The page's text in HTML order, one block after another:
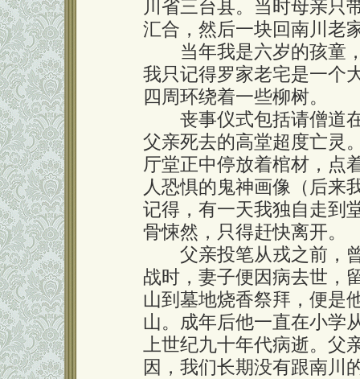
川省三台县。当时母亲只
汇合，然后一块回南川老
当年我是六岁的孩童，
我只记得罗家老宅是一个
四周环绕着一些柳树。
丧事仪式包括请僧道在
父亲死去的高堂超度亡灵
厅堂正中停放着棺材，点
人恐惧的鬼神画像（后来
记得，有一天我独自走到
骨悚然，只得赶快离开。
父亲投笔从戎之前，曾
战时，妻子便因病去世，
山到墓地烧香祭拜，便是
山。成年后他一直在小学
上世纪九十年代病逝。父
因，我们长期没有跟南川